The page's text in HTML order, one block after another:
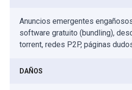
Anuncios emergentes
software gratuito (bundling),
torrent, redes P2P, páginas
DAÑOS